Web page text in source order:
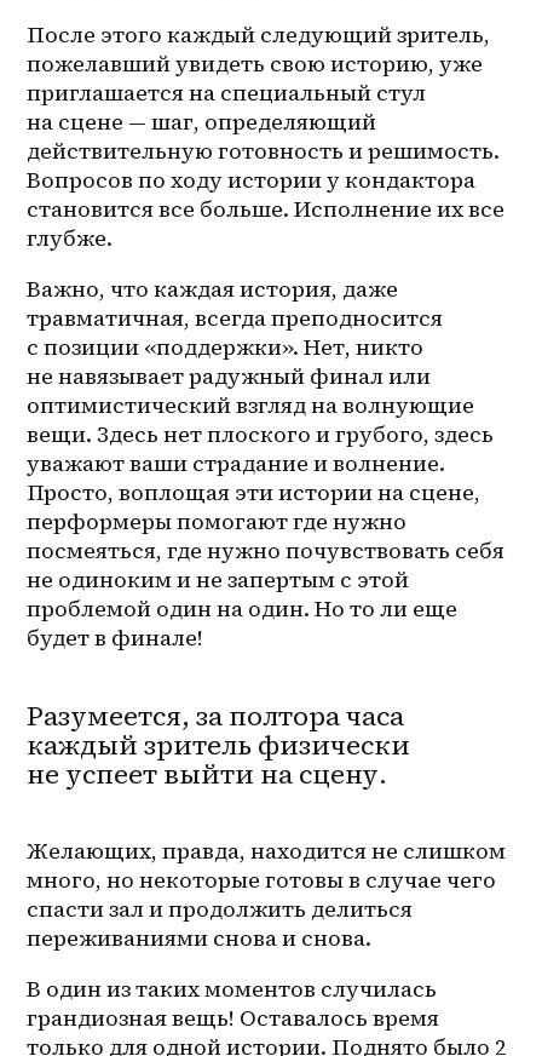
После этого каждый следующий зритель,
пожелавший увидеть свою историю, уже
приглашается на специальный стул
на сцене — шаг, определяющий
действительную готовность и решимость.
Вопросов по ходу истории у кондактора
становится все больше. Исполнение их все
глубже.
Важно, что каждая история, даже
травматичная, всегда преподносится
с позиции «поддержки». Нет, никто
не навязывает радужный финал или
оптимистический взгляд на волнующие
вещи. Здесь нет плоского и грубого, здесь
уважают ваши страдание и волнение.
Просто, воплощая эти истории на сцене,
перформеры помогают где нужно
посмеяться, где нужно почувствовать себя
не одиноким и не запертым с этой
проблемой один на один. Но то ли еще
будет в финале!
Разумеется, за полтора часа
каждый зритель физически
не успеет выйти на сцену.
Желающих, правда, находится не слишком
много, но некоторые готовы в случае чего
спасти зал и продолжить делиться
переживаниями снова и снова.
В один из таких моментов случилась
грандиозная вещь! Оставалось время
только для одной истории. Поднято было 2